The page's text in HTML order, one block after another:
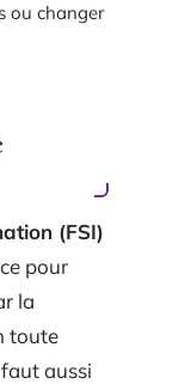
ou changer
(FSI)
pour
la
toute
aussi